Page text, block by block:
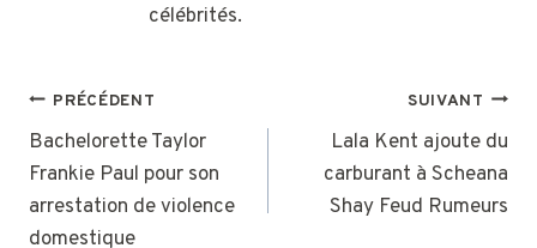
célébrités.
NAVIGATION
DE
L’ARTICLE
PRÉCÉDENT
Bachelorette Taylor
Frankie Paul pour son
arrestation de violence
domestique
SUIVANT
Lala Kent ajoute du
carburant à Scheana
Shay Feud Rumeurs